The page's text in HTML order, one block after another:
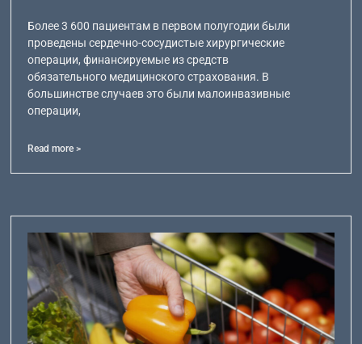
Более 3 600 пациентам в первом полугодии были
проведены сердечно-сосудистые хирургические
операции, финансируемые из средств
обязательного медицинского страхования. В
большинстве случаев это были малоинвазивные
операции,
Read more >